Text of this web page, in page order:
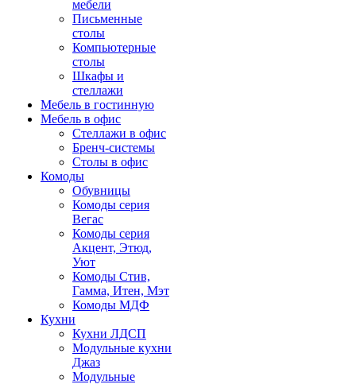
мебели
Письменные
столы
Компьютерные
столы
Шкафы и
стеллажи
Мебель в гостинную
Мебель в офис
Стеллажи в офис
Бренч-системы
Столы в офис
Комоды
Обувницы
Комоды серия
Вегас
Комоды серия
Акцент, Этюд,
Уют
Комоды Стив,
Гамма, Итен, Мэт
Комоды МДФ
Кухни
Кухни ЛДСП
Модульные кухни
Джаз
Модульные